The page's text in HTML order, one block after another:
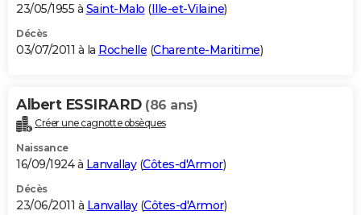
23/05/1955 à Saint-Malo (Ille-et-Vilaine)
Décès
03/07/2011 à la Rochelle (Charente-Maritime)
Albert ESSIRARD (86 ans)
Créer une cagnotte obsèques
Naissance
16/09/1924 à Lanvallay(Côtes-d'Armor)
Décès
23/06/2011 à Lanvallay(Côtes-d'Armor)